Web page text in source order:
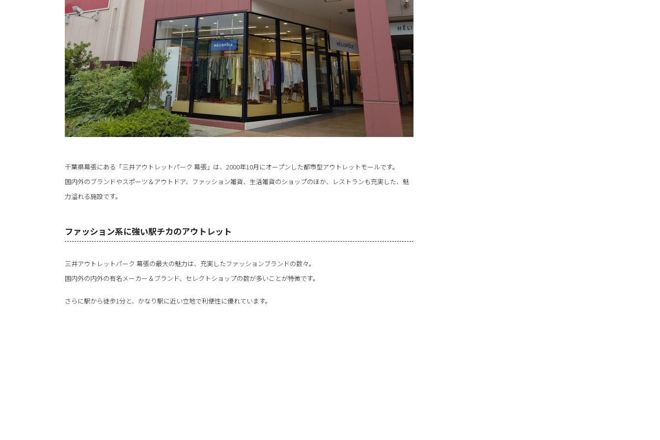
千葉県幕張にある「三井アウトレットパーク 幕張」は、2000年10月にオープンした都市型アウトレットモールです。
国内外のブランドやスポーツ＆アウトドア、ファッション雑貨、生活雑貨のショップのほか、レストランも充実した、魅
力溢れる施設です。
ファッション系に強い駅チカのアウトレット
三井アウトレットパーク 幕張の最大の魅力は、充実したファッションブランドの数々。
国内外の内外の有名メーカー＆ブランド、セレクトショップの数が多いことが特徴です。
さらに駅から徒歩1分と、かなり駅に近い立地で利便性に優れています。